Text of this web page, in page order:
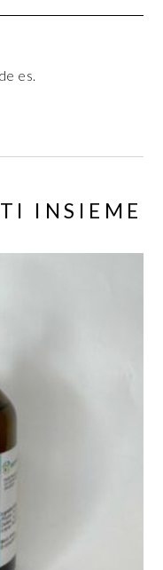
es.
INSIEME